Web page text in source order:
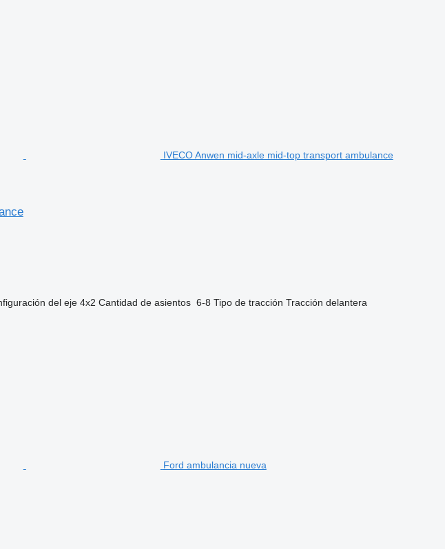
IVECO Anwen mid-axle mid-top transport ambulance
del eje 4x2 Cantidad de asientos 6-8 Tipo de tracción Tracción delantera
Ford ambulancia nueva